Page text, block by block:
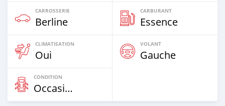
CARROSSERIE
Berline
CARBURANT
Essence
CLIMATISATION
Oui
VOLANT
Gauche
CONDITION
Occasion